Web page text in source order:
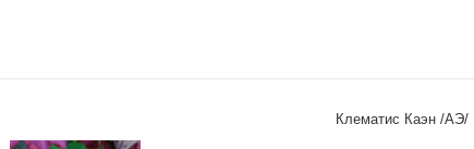
Клематис Каэн /АЭ/